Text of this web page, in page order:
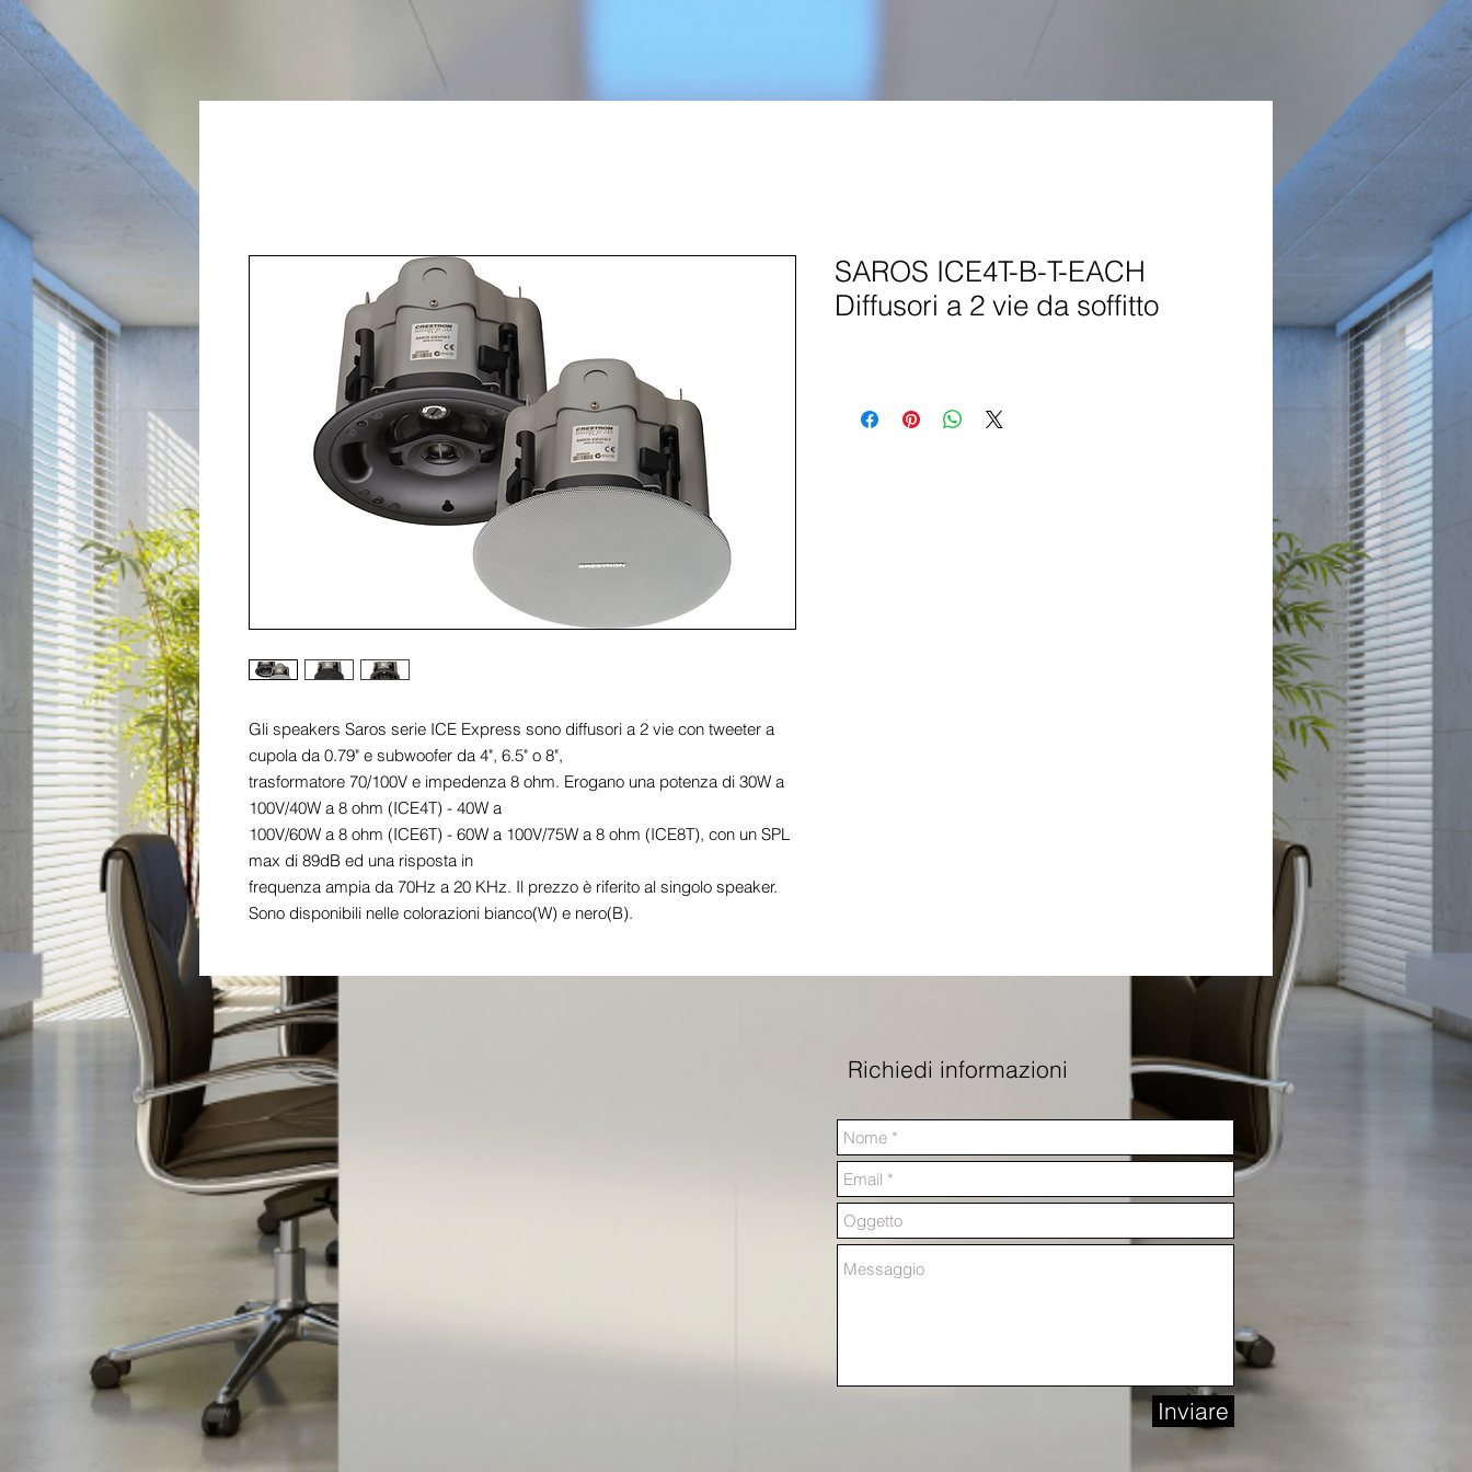
Gli speakers Saros serie ICE Express sono diffusori a 2 vie con tweeter a
cupola da 0.79" e subwoofer da 4", 6.5" o 8",
trasformatore 70/100V e impedenza 8 ohm. Erogano una potenza di 30W a
100V/40W a 8 ohm (ICE4T) - 40W a
100V/60W a 8 ohm (ICE6T) - 60W a 100V/75W a 8 ohm (ICE8T), con un SPL
max di 89dB ed una risposta in
frequenza ampia da 70Hz a 20 KHz. Il prezzo è riferito al singolo speaker.
Sono disponibili nelle colorazioni bianco(W) e nero(B).
SAROS ICE4T-B-T-EACH
Diffusori a 2 vie da soffitto
Richiedi informazioni
Inviare